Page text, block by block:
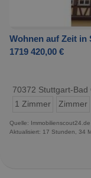
Wohnen auf Zeit
1719 420,00 €
70372 Stuttgart-Bad
1 Zimmer
Zimmer
Quelle: Immobilienscout24.de
Aktualisiert: 17 Stunden, 34